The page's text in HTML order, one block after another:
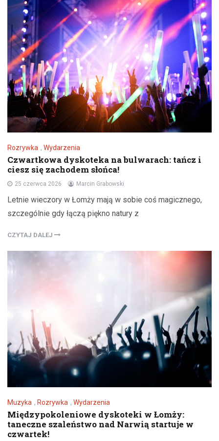
Rozrywka , Wydarzenia
Czwartkowa dyskoteka na bulwarach: tańcz i
ciesz się zachodem słońca!
25 czerwca 2026 Marcin Grabowski
Letnie wieczory w Łomży mają w sobie coś magicznego,
szczególnie gdy łączą piękno natury z
CZYTAJ DALEJ
Muzyka , Rozrywka , Wydarzenia
Międzypokoleniowe dyskoteki w Łomży:
taneczne szaleństwo nad Narwią startuje w
czwartek!